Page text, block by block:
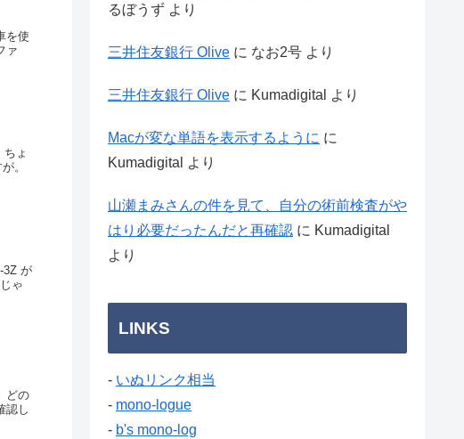
を使
ァ
ょ
。
3Z が
ゃ
どの
認し
るぼうず より
三井住友銀行 Olive に なお2号 より
三井住友銀行 Olive に Kumadigital より
Macが変な単語を表示するように に
Kumadigital
より
山瀬まみさんの件を見て、自分の術前検査がや
はり必要だったんだと再確認 に Kumadigital
より
LINKS
- いぬリンク相当
- mono-logue
- b's mono-log